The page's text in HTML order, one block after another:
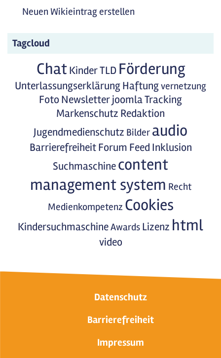
Neuen Wikieintrag erstellen
Tagcloud
Chat KinderTLD Förderung
UnterlassungserklärungHaftungvernetzung
FotoNewsletterjoomlaTracking
Markenschutz Redaktion
Jugendmedienschutz Bilder audio
Barrierefreiheit Forum Feed Inklusion
Suchmaschinecontent
management system Recht
Medienkompetenz Cookies
KindersuchmaschineAwards Lizenz html
video
Datenschutz
Barrierefreiheit
Impressum